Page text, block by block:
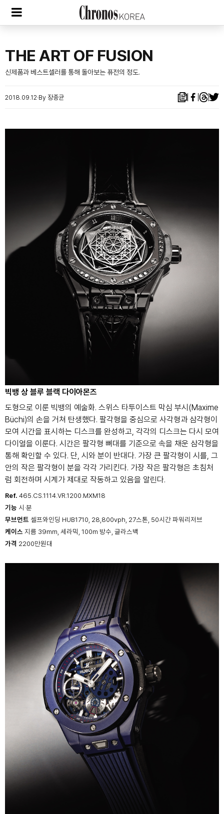
THE ART OF FUSION
신제품과 베스트셀러를 통해 돌아보는 퓨전의 정도.
2018.09.12 By 장종균
빅뱅 상 블루 블랙 다이아몬즈
도형으로 이룬 빅뱅의 예술화. 스위스 타투이스트 막심 부시(Maxime
Büchi)의 손을 거쳐 탄생했다. 팔각형을 중심으로 사각형과 삼각형이
모여 시간을 표시하는 디스크를 완성하고, 각각의 디스크는 다시 모여
다이얼을 이룬다. 시간은 팔각형 뼈대를 기준으로 속을 채운 삼각형을
통해 확인할 수 있다. 단, 시와 분이 반대다. 가장 큰 팔각형이 시를, 그
안의 작은 팔각형이 분을 각각 가리킨다. 가장 작은 팔각형은 초침처
럼 회전하며 시계가 제대로 작동하고 있음을 알린다.
Ref. 465.CS.1114.VR.1200.MXM18
기능 시·분
무브먼트 셀프와인딩 HUB1710, 28,800vph, 27스톤, 50시간 파워리저브
케이스 지름 39mm, 세라믹, 100m 방수, 글라스백
가격 2200만원대